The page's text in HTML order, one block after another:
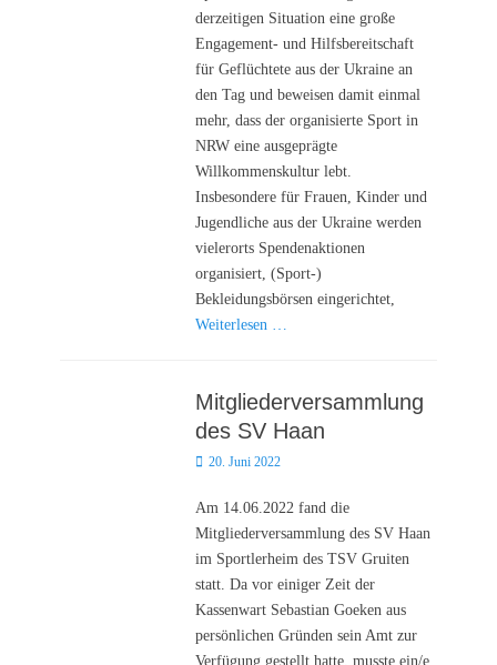
derzeitigen Situation eine große
Engagement- und Hilfsbereitschaft
für Geflüchtete aus der Ukraine an
den Tag und beweisen damit einmal
mehr, dass der organisierte Sport in
NRW eine ausgeprägte
Willkommenskultur lebt.
Insbesondere für Frauen, Kinder und
Jugendliche aus der Ukraine werden
vielerorts Spendenaktionen
organisiert, (Sport-)
Bekleidungsbörsen eingerichtet,
Weiterlesen …
Mitgliederversammlung
des SV Haan
Posted
20. Juni 2022
Am 14.06.2022 fand die
Mitgliederversammlung des SV Haan
im Sportlerheim des TSV Gruiten
statt. Da vor einiger Zeit der
Kassenwart Sebastian Goeken aus
persönlichen Gründen sein Amt zur
Verfügung gestellt hatte, musste ein/e